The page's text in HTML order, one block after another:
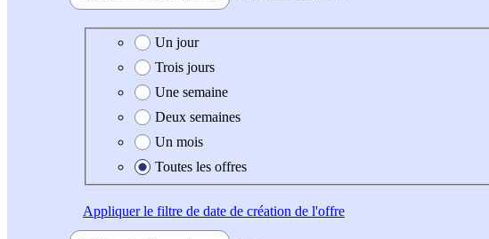
Date de création de l'offre
Un jour
Trois jours
Une semaine
Deux semaines
Un mois
Toutes les offres
Appliquerle filtre de date de création de l'offre